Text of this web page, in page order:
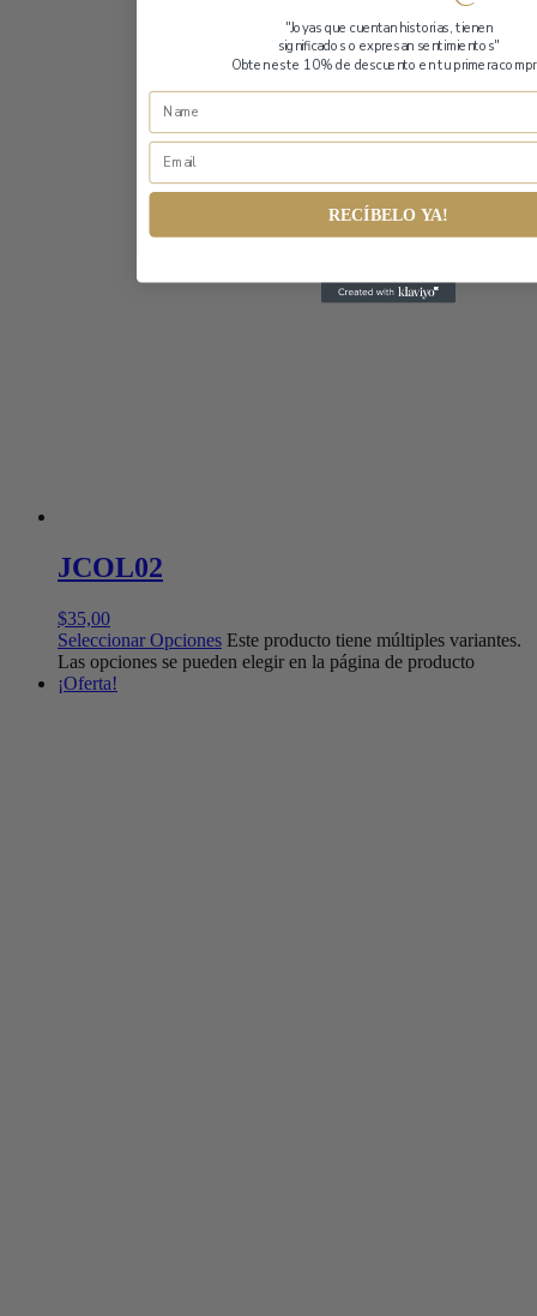
JCOL02
$35,00
Seleccionar Opciones Este producto tiene múltiples variantes.
Las opciones se pueden elegir en la página de producto
¡Oferta!
"Joyas que cuentan historias,tienen
significados o expresan sentimientos"
Obten este 10% de descuento en tu primera
RECÍBELO YA!